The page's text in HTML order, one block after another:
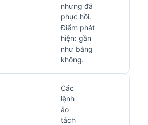
nhưng đã
phục hồi.
Điểm phát
hiện: gần
như bằng
không.
Các
lệnh
ảo
tách